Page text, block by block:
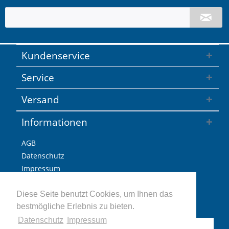
Diese Seite benutzt Cookies, um Ihnen das
bestmögliche Erlebnis zu bieten.
Datenschutz
Impressum
Kundenservice
Service
Informationen
AGB
Datenschutz
Impressum
Widerrufsbelehrung
Retoure
Vertrag widerrufen
Versand